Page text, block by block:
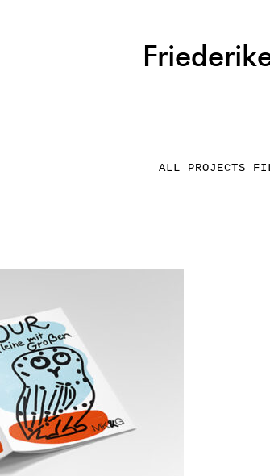
ALL PROJECTS
// Tour for little ones with